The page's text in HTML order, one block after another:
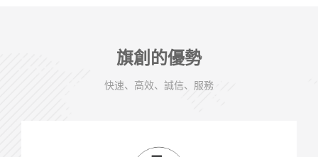
旗創的優勢
快速、高效、誠信、服務